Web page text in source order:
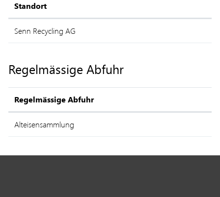
Standort
Senn Recycling AG
Regelmässige Abfuhr
Regelmässige Abfuhr
Alteisensammlung